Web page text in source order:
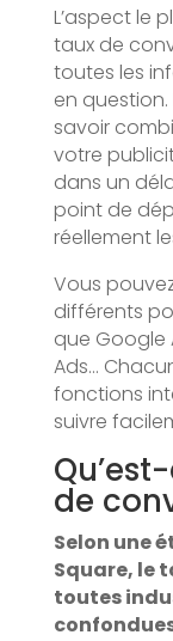
L’aspect le
taux de
toutes les
en question.
savoir
votre
dans un
point de
réellement
Vous
différents
que Google
Ads…
fonctions
suivre
de
Selon une
Square, le
toutes